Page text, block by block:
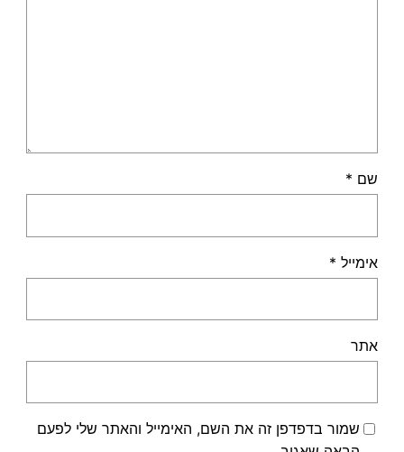
שם *
אימייל *
אתר
שמור בדפדפן זה את השם, האימייל והאתר שלי לפעם